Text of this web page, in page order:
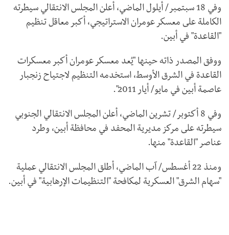
وفي 18 سبتمبر/ أيلول الماضي، أعلن المجلس الانتقالي سيطرته
الكاملة على معسكر عومران الاستراتيجي، أكبر معاقل تنظيم
"القاعدة" في أبين.
ووفق المصدر ذاته حينها "يُعد معسكر عومران أكبر معسكرات
القاعدة في الشرق الأوسط، استخدمه التنظيم لاجتياح زنجبار
عاصمة أبين في مايو/ أيار 2011".
وفي 8 أكتوبر/ تشرين الماضي، أعلن المجلس الانتقالي الجنوبي
سيطرته على مركز مديرية المحفد في محافظة أبين، وطرد
عناصر "القاعدة" منها.
ومنذ 22 أغسطس/ آب الماضي، أطلق المجلس الانتقالي عملية
"سهام الشرق" العسكرية لمكافحة "التنظيمات الإرهابية" في أبين.